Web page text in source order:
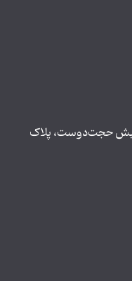
نبش حجت‌دوست، پلاک